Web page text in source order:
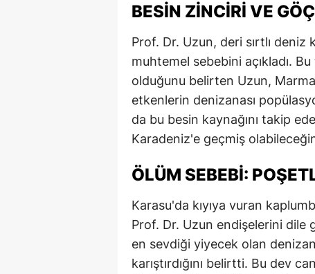
BESIN ZINCIRI VE
Prof. Dr. Uzun, deri sırtlı deniz
muhtemel sebebini açıkladı.
olduğunu belirten Uzun,
etkenlerin denizanası
da bu besin kaynağını takip
Karadeniz'e geçmiş
ÖLÜM SEBEBI:
Karasu'da kıyıya vuran
Prof. Dr. Uzun endişelerini dile
en sevdiği yiyecek olan
karıştırdığını belirtti. Bu dev